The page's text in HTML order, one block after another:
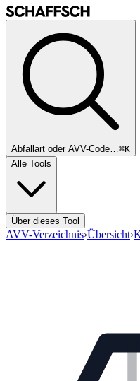
Abfallart oder AVV-Code…⌘K
Alle Tools
Über dieses Tool
AVV-Verzeichnis›Übersicht›